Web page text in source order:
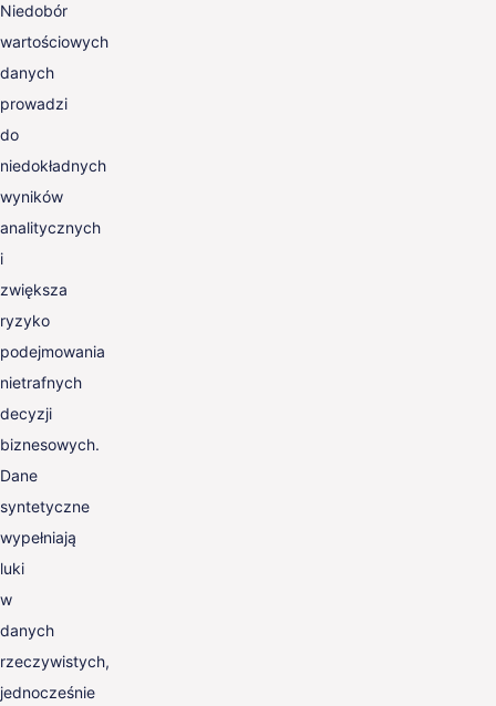
Niedobór
wartościowych
danych
prowadzi
do
niedokładnych
wyników
analitycznych
i
zwiększa
ryzyko
podejmowania
nietrafnych
decyzji
biznesowych.
Dane
syntetyczne
wypełniają
luki
w
danych
rzeczywistych,
jednocześnie